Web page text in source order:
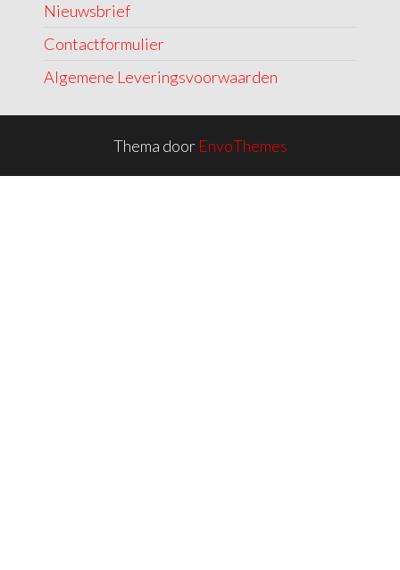
Nieuwsbrief
Contactformulier
Algemene Leveringsvoorwaarden
Thema door EnvoThemes